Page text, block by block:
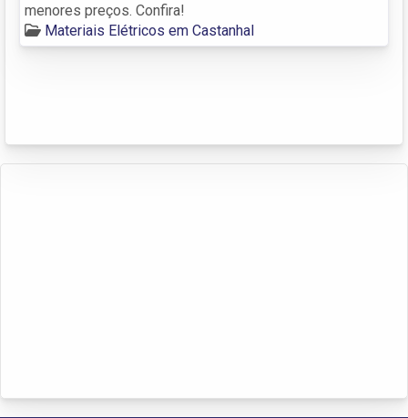
menores preços. Confira!
Materiais Elétricos em Castanhal